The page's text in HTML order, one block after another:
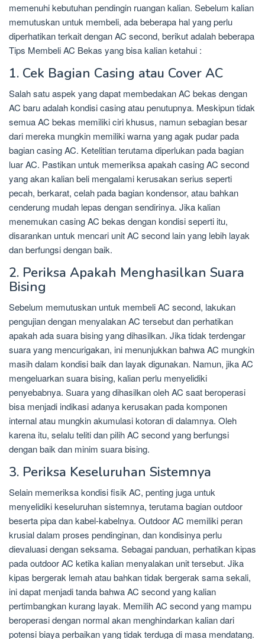
memenuhi kebutuhan pendingin ruangan kalian. Sebelum kalian
memutuskan untuk membeli, ada beberapa hal yang perlu
diperhatikan terkait dengan AC second, berikut adalah beberapa
Tips Membeli AC Bekas yang bisa kalian ketahui :
1. Cek Bagian Casing atau Cover AC
Salah satu aspek yang dapat membedakan AC bekas dengan
AC baru adalah kondisi casing atau penutupnya. Meskipun tidak
semua AC bekas memiliki ciri khusus, namun sebagian besar
dari mereka mungkin memiliki warna yang agak pudar pada
bagian casing AC. Ketelitian terutama diperlukan pada bagian
luar AC. Pastikan untuk memeriksa apakah casing AC second
yang akan kalian beli mengalami kerusakan serius seperti
pecah, berkarat, celah pada bagian kondensor, atau bahkan
cenderung mudah lepas dengan sendirinya. Jika kalian
menemukan casing AC bekas dengan kondisi seperti itu,
disarankan untuk mencari unit AC second lain yang lebih layak
dan berfungsi dengan baik.
2. Periksa Apakah Menghasilkan Suara
Bising
Sebelum memutuskan untuk membeli AC second, lakukan
pengujian dengan menyalakan AC tersebut dan perhatikan
apakah ada suara bising yang dihasilkan. Jika tidak terdengar
suara yang mencurigakan, ini menunjukkan bahwa AC mungkin
masih dalam kondisi baik dan layak digunakan. Namun, jika AC
mengeluarkan suara bising, kalian perlu menyelidiki
penyebabnya. Suara yang dihasilkan oleh AC saat beroperasi
bisa menjadi indikasi adanya kerusakan pada komponen
internal atau mungkin akumulasi kotoran di dalamnya. Oleh
karena itu, selalu teliti dan pilih AC second yang berfungsi
dengan baik dan minim suara bising.
3. Periksa Keseluruhan Sistemnya
Selain memeriksa kondisi fisik AC, penting juga untuk
menyelidiki keseluruhan sistemnya, terutama bagian outdoor
beserta pipa dan kabel-kabelnya. Outdoor AC memiliki peran
krusial dalam proses pendinginan, dan kondisinya perlu
dievaluasi dengan seksama. Sebagai panduan, perhatikan kipas
pada outdoor AC ketika kalian menyalakan unit tersebut. Jika
kipas bergerak lemah atau bahkan tidak bergerak sama sekali,
ini dapat menjadi tanda bahwa AC second yang kalian
pertimbangkan kurang layak. Memilih AC second yang mampu
beroperasi dengan normal akan menghindarkan kalian dari
potensi biaya perbaikan yang tidak terduga di masa mendatang.